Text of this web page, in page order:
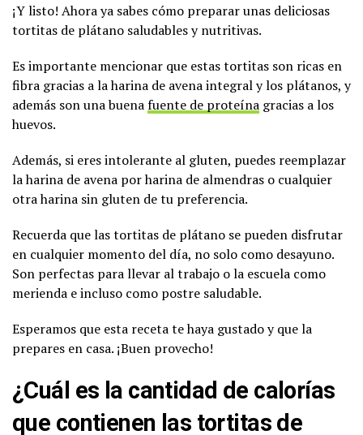
¡Y listo! Ahora ya sabes cómo preparar unas deliciosas
tortitas de plátano saludables y nutritivas.
Es importante mencionar que estas tortitas son ricas en
fibra gracias a la harina de avena integral y los plátanos, y
además son una buenafuente de proteína gracias a los
huevos.
Además, si eres intolerante al gluten, puedes reemplazar
la harina de avena por harina de almendras o cualquier
otra harina sin gluten de tu preferencia.
Recuerda que las tortitas de plátano se pueden disfrutar
en cualquier momento del día, no solo como desayuno.
Son perfectas para llevar al trabajo o la escuela como
merienda e incluso como postre saludable.
Esperamos que esta receta te haya gustado y que la
prepares en casa. ¡Buen provecho!
¿Cuál es la cantidad de calorías
que contienen las tortitas de